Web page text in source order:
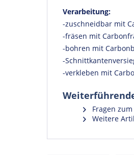
Verarbeitung:
-zuschneidbar mit
-fräsen mit
-bohren mit
-
-verkleben mit
Fragen
Weitere